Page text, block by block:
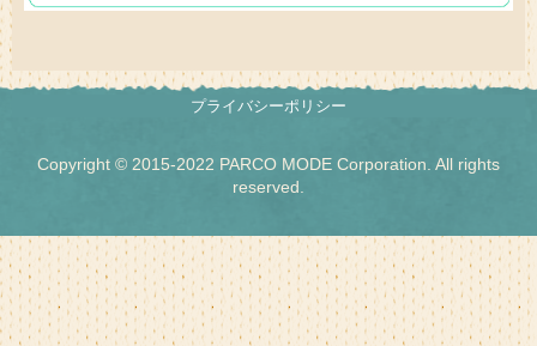
プライバシーポリシー
Copyright © 2015-2022 PARCO MODE Corporation. All rights
reserved.